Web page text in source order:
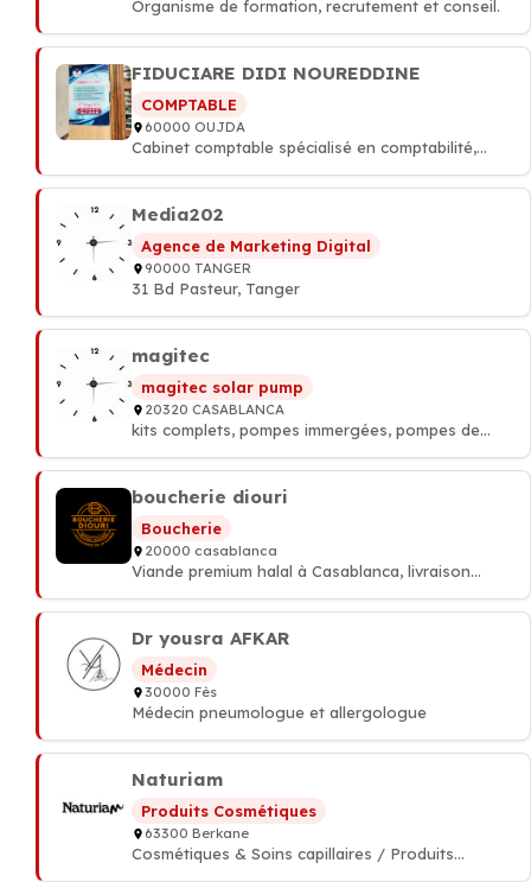
Organisme de formation, recrutement et conseil.
FIDUCIARE DIDI NOUREDDINE
COMPTABLE
60000 OUJDA
Cabinet comptable spécialisé en comptabilité,
accompagnons les entreprises et auto-
entrepreneurs dans leurs démarches
professionnel, rapide et confidentiel.
Media202
Agence de Marketing Digital
90000 TANGER
31 Bd Pasteur, Tanger
magitec
magitec solar pump
20320 CASABLANCA
kits complets, pompes immergées, pompes de
inverse pour l’eau potable Traitement et
équipements de piscine
boucherie diouri
Boucherie
20000 casablanca
Viande premium halal à Casablanca, livraison
Dr yousra AFKAR
Médecin
30000 Fès
Médecin pneumologue et allergologue
Naturiam
Produits Cosmétiques
63300 Berkane
Cosmétiques & Soins capillaires / Produits